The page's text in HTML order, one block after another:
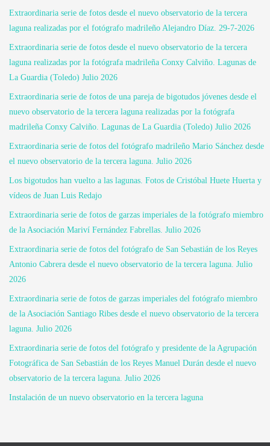
Extraordinaria serie de fotos desde el nuevo observatorio de la tercera
laguna realizadas por el fotógrafo madrileño Alejandro Díaz. 29-7-2026
Extraordinaria serie de fotos desde el nuevo observatorio de la tercera
laguna realizadas por la fotógrafa madrileña Conxy Calviño. Lagunas de
La Guardia (Toledo) Julio 2026
Extraordinaria serie de fotos de una pareja de bigotudos jóvenes desde el
nuevo observatorio de la tercera laguna realizadas por la fotógrafa
madrileña Conxy Calviño. Lagunas de La Guardia (Toledo) Julio 2026
Extraordinaria serie de fotos del fotógrafo madrileño Mario Sánchez desde
el nuevo observatorio de la tercera laguna. Julio 2026
Los bigotudos han vuelto a las lagunas. Fotos de Cristóbal Huete Huerta y
vídeos de Juan Luis Redajo
Extraordinaria serie de fotos de garzas imperiales de la fotógrafo miembro
de la Asociación Mariví Fernández Fabrellas. Julio 2026
Extraordinaria serie de fotos del fotógrafo de San Sebastián de los Reyes
Antonio Cabrera desde el nuevo observatorio de la tercera laguna. Julio
2026
Extraordinaria serie de fotos de garzas imperiales del fotógrafo miembro
de la Asociación Santiago Ribes desde el nuevo observatorio de la tercera
laguna. Julio 2026
Extraordinaria serie de fotos del fotógrafo y presidente de la Agrupación
Fotográfica de San Sebastián de los Reyes Manuel Durán desde el nuevo
observatorio de la tercera laguna. Julio 2026
Instalación de un nuevo observatorio en la tercera laguna